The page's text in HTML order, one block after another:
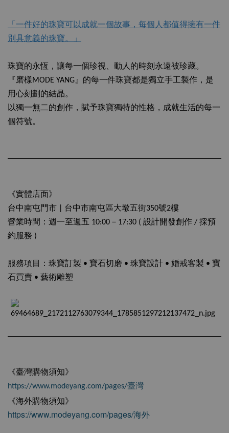
「一件好的珠寶可以成就一個故事，每個人都值得擁有一件
別具意義的珠寶。」
珠寶的永恆，讓每一個珍視、動人的時刻永遠被珍藏。
『磨樣MODE YANG』的每一件珠寶都是獨立手工製作，是
用心刻劃的結晶。
以獨一無二的創作，賦予珠寶獨特的性格，成就生活的每一
個符號。
《實體店面》
台中南屯門市 | 台中市南屯區大墩五街350號2樓
營業時間：週一至週五 10:00－17:30 ( 設計開發創作 / 採預
約服務 )
服務項目：珠寶訂製 • 寶石切磨 • 珠寶設計 • 婚戒客製 • 寶
石買賣 • 藝術雕塑
《臺灣購物須知》
https://www.modeyang.com/pages/臺灣
《海外購物須知》
https://www.modeyang.com/pages/海外